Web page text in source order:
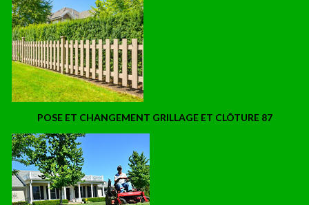
POSE ET CHANGEMENT GRILLAGE ET CLÔTURE 87